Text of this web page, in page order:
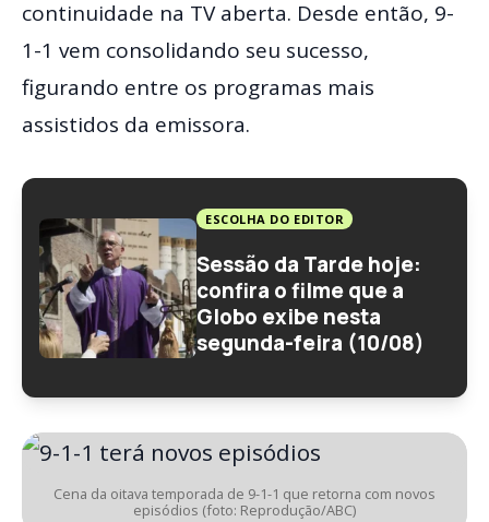
continuidade na TV aberta. Desde então, 9-
1-1 vem consolidando seu sucesso,
figurando entre os programas mais
assistidos da emissora.
ESCOLHA DO EDITOR
Sessão da Tarde hoje:
confira o filme que a
Globo exibe nesta
segunda-feira (10/08)
Cena da oitava temporada de 9-1-1 que retorna com novos
episódios (foto: Reprodução/ABC)